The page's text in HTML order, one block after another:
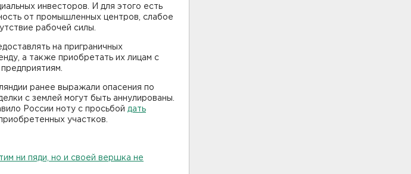
инвесторов. И для этого есть
от промышленных центров, слабое
рабочей силы.
на приграничных
а также приобретать их лицам с
ранее выражали опасения по
с землей могут быть аннулированы.
России ноту с просьбой дать
участков.
ни пяди, но и своей вершка не